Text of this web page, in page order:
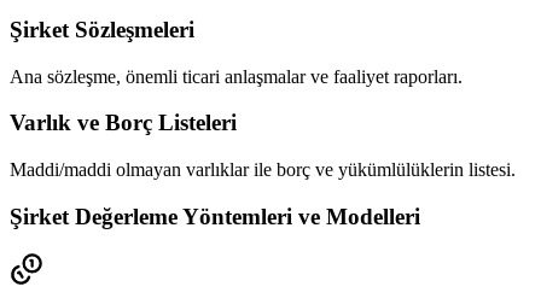
Şirket Sözleşmeleri
Ana sözleşme, önemli ticari anlaşmalar ve faaliyet raporları.
Varlık ve Borç Listeleri
Maddi/maddi olmayan varlıklar ile borç ve yükümlülüklerin listesi.
Şirket Değerleme Yöntemleri ve Modelleri